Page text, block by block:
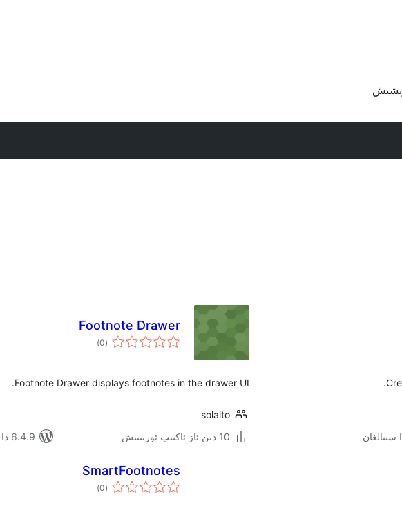
Footnote Drawer
(0 ئومۇمىي
دەرىجە
)
Footnote Drawer displays footnotes in the drawer UI.
solaito
10 دىن ئاز ئاكتىپ ئورنىتىش
6.4.9 دا سىنالغان
SmartFootnotes
(0 ئومۇمىي
دەرىجە
)